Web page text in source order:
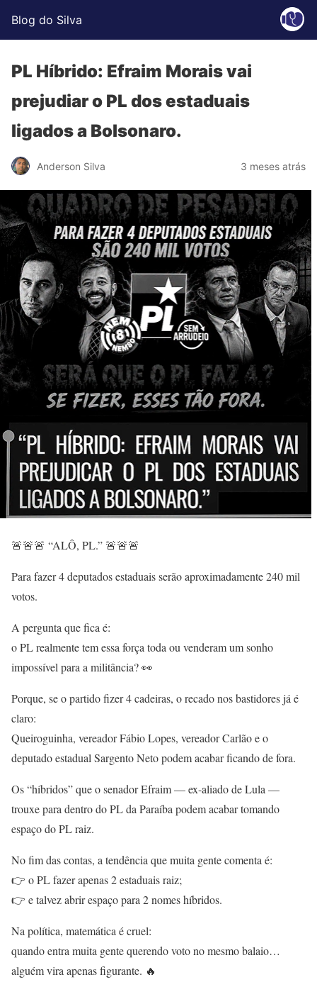
Blog do Silva
PL Híbrido: Efraim Morais vai
prejudiar o PL dos estaduais
ligados a Bolsonaro.
Anderson Silva 3 meses atrás
🚨🚨🚨 “ALÔ, PL.” 🚨🚨🚨
Para fazer 4 deputados estaduais serão aproximadamente 240 mil
votos.
A pergunta que fica é:
o PL realmente tem essa força toda ou venderam um sonho
impossível para a militância? 👀
Porque, se o partido fizer 4 cadeiras, o recado nos bastidores já é
claro:
Queiroguinha, vereador Fábio Lopes, vereador Carlão e o
deputado estadual Sargento Neto podem acabar ficando de fora.
Os “híbridos” que o senador Efraim — ex-aliado de Lula —
trouxe para dentro do PL da Paraíba podem acabar tomando
espaço do PL raiz.
No fim das contas, a tendência que muita gente comenta é:
👉 o PL fazer apenas 2 estaduais raiz;
👉 e talvez abrir espaço para 2 nomes híbridos.
Na política, matemática é cruel:
quando entra muita gente querendo voto no mesmo balaio…
alguém vira apenas figurante. 🔥